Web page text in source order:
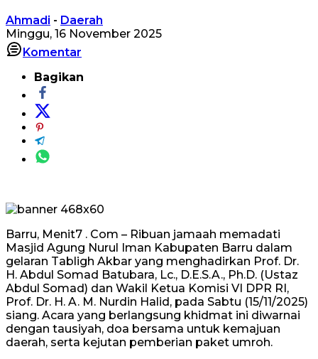
Ahmadi - Daerah
Minggu, 16 November 2025
Komentar
Bagikan
Barru, Menit7 . Com – Ribuan jamaah memadati
Masjid Agung Nurul Iman Kabupaten Barru dalam
gelaran Tabligh Akbar yang menghadirkan Prof. Dr.
H. Abdul Somad Batubara, Lc., D.E.S.A., Ph.D. (Ustaz
Abdul Somad) dan Wakil Ketua Komisi VI DPR RI,
Prof. Dr. H. A. M. Nurdin Halid, pada Sabtu (15/11/2025)
siang. Acara yang berlangsung khidmat ini diwarnai
dengan tausiyah, doa bersama untuk kemajuan
daerah, serta kejutan pemberian paket umroh.